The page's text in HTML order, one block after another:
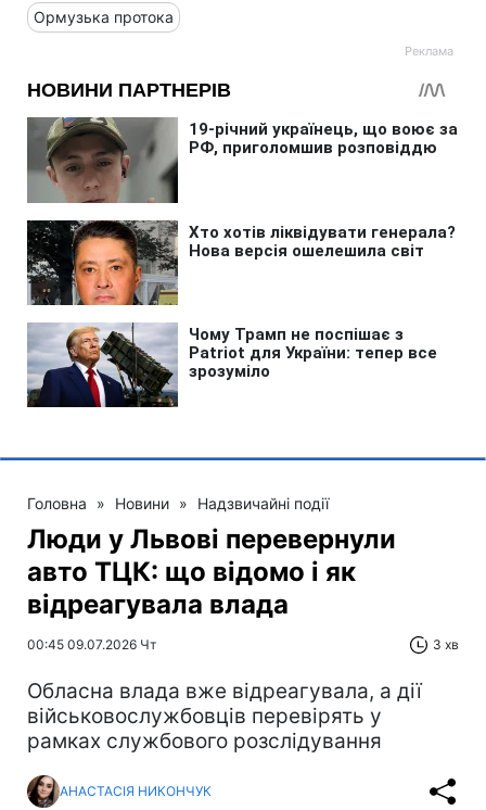
Ормузька протока
Головна » Новини » Надзвичайні події
Люди у Львові перевернули
авто ТЦК: що відомо і як
відреагувала влада
00:45 09.07.2026 Чт 3 хв
Обласна влада вже відреагувала, а дії
військовослужбовців перевірять у
рамках службового розслідування
АНАСТАСІЯ НИКОНЧУК